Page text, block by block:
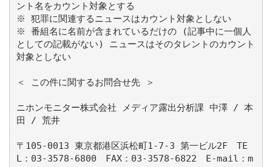
ント名をカウント対象とする
※ 犯罪に関連するニュースはカウント対象としない
※ 番組名に名前が含まれているだけの (記事中に一個人
としての記載がない) ニュースはそのタレントのカウント
対象としない
＜ この件に関するお問合せ先 ＞
ニホンモニター株式会社 メディア露出分析課 中澤 / 本
田 / 荒井
〒105-0013 東京都港区浜松町1-7-3 第一ビル2F TE
L：03‐3578‐6800 FAX：03‐3578‐6822 E-mail：m